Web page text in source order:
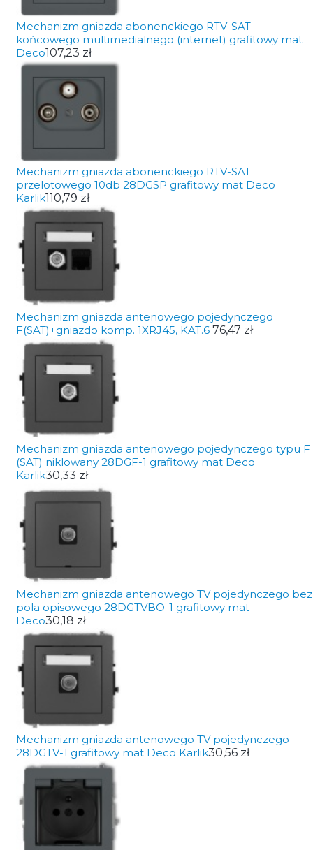
Mechanizm gniazda abonenckiego RTV-SAT
końcowego multimedialnego (internet) grafitowy mat
Deco107,23 zł
Mechanizm gniazda abonenckiego RTV-SAT
przelotowego 10db 28DGSP grafitowy mat Deco
Karlik110,79 zł
Mechanizm gniazda antenowego pojedynczego
F(SAT)+gniazdo komp. 1XRJ45, KAT.6 76,47 zł
Mechanizm gniazda antenowego pojedynczego typu F
(SAT) niklowany 28DGF-1 grafitowy mat Deco
Karlik30,33 zł
Mechanizm gniazda antenowego TV pojedynczego bez
pola opisowego 28DGTVBO-1 grafitowy mat
Deco30,18 zł
Mechanizm gniazda antenowego TV pojedynczego
28DGTV-1 grafitowy mat Deco Karlik30,56 zł